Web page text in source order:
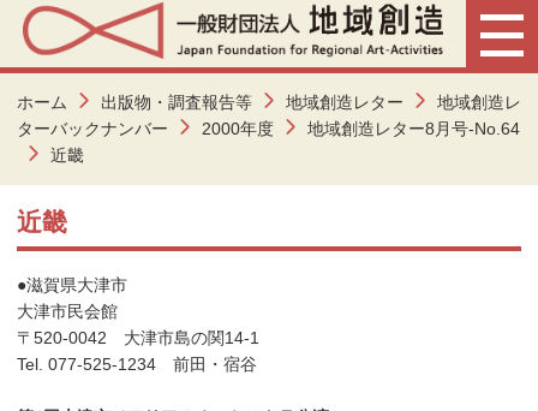
ホーム 出版物・調査報告等 地域創造レター
地域創造レ
ターバックナンバー
2000年度
地域創造レター8月号-No.64
近畿
近畿
●滋賀県大津市
大津市民会館
〒520-0042 大津市島の関14-1
Tel. 077-525-1234 前田・宿谷